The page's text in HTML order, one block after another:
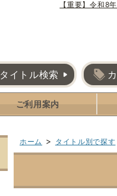
【重要】令和8
タイトル検索
ご利用案内
ホーム > タイトル別で探す